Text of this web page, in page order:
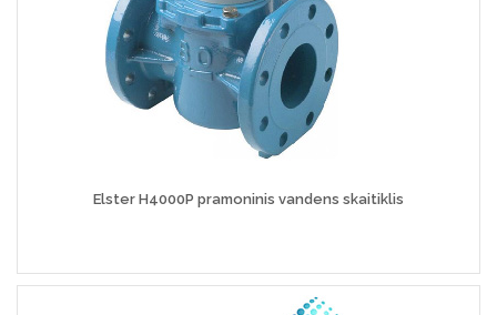
Elster H4000P pramoninis vandens skaitiklis